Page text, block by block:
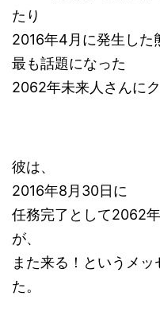
たり
2016年4月に発生した
最も話題になった
2062年未来人さんに
彼は、
2016年8月30日に
任務完了として2062
が、
また来る！というメ
た。